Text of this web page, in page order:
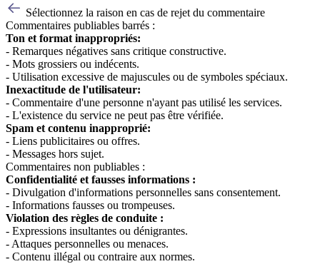
Sélectionnez la raison en cas de rejet du commentaire
Commentaires publiables barrés :
Ton et format inappropriés:
- Remarques négatives sans critique constructive.
- Mots grossiers ou indécents.
- Utilisation excessive de majuscules ou de symboles spéciaux.
Inexactitude de l'utilisateur:
- Commentaire d'une personne n'ayant pas utilisé les services.
- L'existence du service ne peut pas être vérifiée.
Spam et contenu inapproprié:
- Liens publicitaires ou offres.
- Messages hors sujet.
Commentaires non publiables :
Confidentialité et fausses informations :
- Divulgation d'informations personnelles sans consentement.
- Informations fausses ou trompeuses.
Violation des règles de conduite :
- Expressions insultantes ou dénigrantes.
- Attaques personnelles ou menaces.
- Contenu illégal ou contraire aux normes.